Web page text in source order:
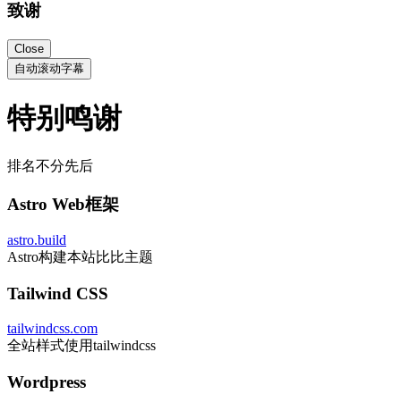
致谢
Close
自动滚动字幕
特别鸣谢
排名不分先后
Astro Web框架
astro.build
Astro构建本站比比主题
Tailwind CSS
tailwindcss.com
全站样式使用tailwindcss
Wordpress